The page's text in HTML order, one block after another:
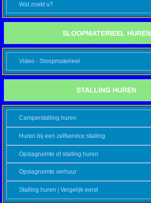
Wat zoekt u?
SLOOPMATERIEEL HUREN
Video - Sloopmaterieel
STALLING HUREN
Camperstalling huren
Huren bij een zelfservice stalling
Opslagruimte of stalling huren
Opslagruimte verhuur
Stalling huren | Vergelijk eerst